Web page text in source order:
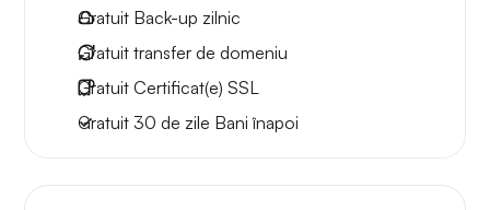
Gratuit Back-up zilnic
Gratuit transfer de domeniu
Gratuit Certificat(e) SSL
Gratuit 30 de zile Bani înapoi